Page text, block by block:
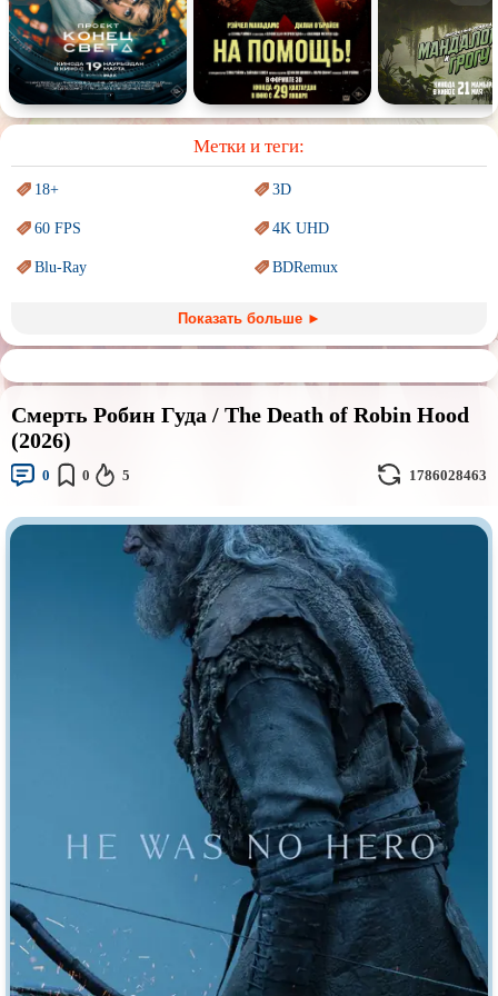
Спектакль Сказка Немое кино Для взрослых
Метки и теги:
18+ 3D
60 FPS 4K UHD
Blu-Ray BDRemux
Sci-Fi (Научнаяфантастика) Trash (трэш) movies
Авангард иСюрреализм Ангелы и Демоны
Аниме Антиутопия
Врачи
Комикс
Маги и Волшебники Наркотики
Основанное нареальных
событиях
ПереводГоблина
Перевод Кураж-Бамбей
Подростковаяжестокость
Призраки
Про апокалипсис
Про богов Про богатых
Про вампиров Про ведьм
Про викингов Про выживание
Про гангстеров Про гонки
Показать больше ►
Смерть Робин Гуда / The Death of Robin Hood
(2026)
0 0 5 1786028463